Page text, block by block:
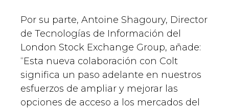
Por su parte, Antoine Shagoury, Director
de Tecnologías de Información del
London Stock Exchange Group, añade:
“Esta nueva colaboración con Colt
significa un paso adelante en nuestros
esfuerzos de ampliar y mejorar las
opciones de acceso a los mercados del